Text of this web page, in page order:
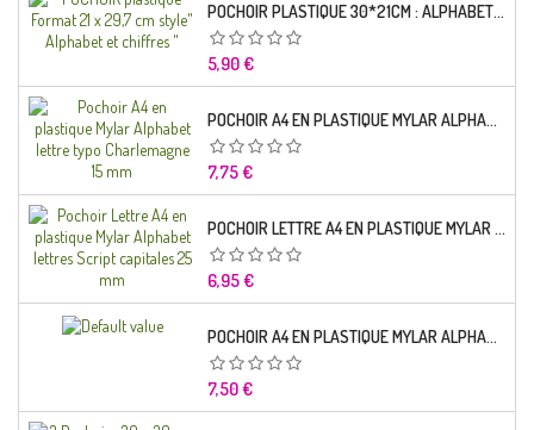
POCHOIR PLASTIQUE 30*21CM : ALPHABET (02)
Prix
5,90 €
POCHOIR A4 EN PLASTIQUE MYLAR ALPHABET LETTRE TYPO RAVIE 30 MM
Prix
7,75 €
POCHOIR LETTRE A4 EN PLASTIQUE MYLAR ALPHABET LETTRES SCRIPT CAPITALES 25 MM
Prix
6,95 €
POCHOIR A4 EN PLASTIQUE MYLAR ALPHABET LETTRE TYPO SCIENCE 35 MM
Prix
7,50 €